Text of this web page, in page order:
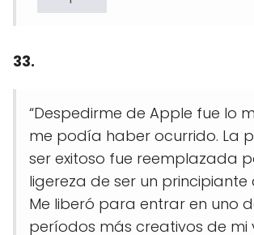
33.
“Despedirme de Apple fue lo
me podía haber ocurrido. La
ser exitoso fue reemplazada
ligereza de ser un principiante
Me liberó para entrar en uno
períodos más creativos de mi